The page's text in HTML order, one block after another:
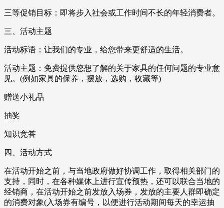
三等促销目标：即将步入社会或工作时间不长的年轻消费者。
三、活动主题
活动标语：让我们的专业，给您带来更舒适的生活。
活动主题：免费提供您想了解的关于家具的任何问题的专业意
见。(例如家具的保养，摆放，选购，收藏等)
赠送小礼品
抽奖
知识竞答
四、活动方式
在活动开始之前，与当地政府做好协调工作，取得相关部门的
支持，同时，在各种媒体上进行宣传预热，还可以联合当地的
经销商，在活动开始之前发放入场券，发放的主要人群即确定
的消费对象(入场券有编号，以便进行活动期间每天的幸运抽